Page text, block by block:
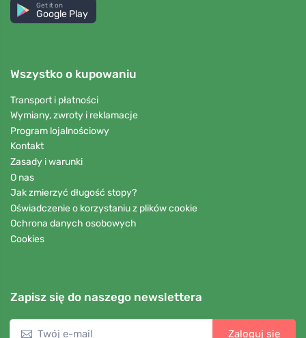
Get it on
Google Play
Wszystko o kupowaniu
Transport i płatności
Wymiany, zwroty i reklamacje
Program lojalnościowy
Kontakt
Zasady i warunki
O nas
Jak zmierzyć długość stopy?
Oświadczenie o korzystaniu z plików cookie
Ochrona danych osobowych
Cookies
Zapisz się do naszego newslettera
Zaloguj się